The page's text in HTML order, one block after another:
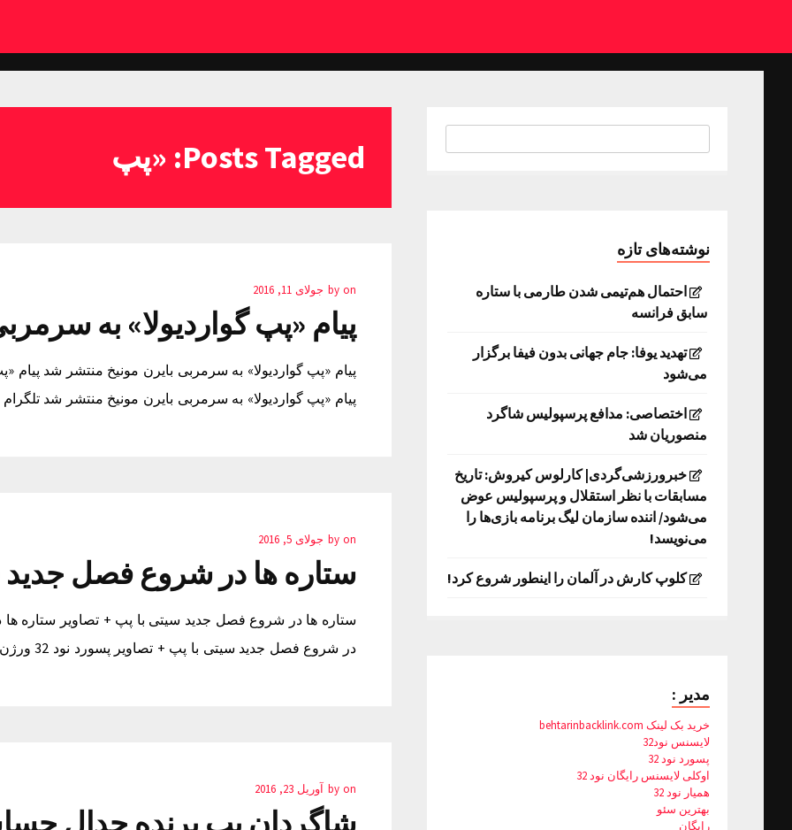
Posts Tagged: «پپ
by on جولای 11, 2016
پیام «پپ گواردیولا» به
پیام «پپ گواردیولا» به سرمربی بایرن مونیخ منتشر شد پیام
پیام «پپ گواردیولا» به سرمربی بایرن مونیخ منتشر شد تلگرام
by on جولای 5, 2016
ستاره ها در شروع فصل جدید
ستاره ها در شروع فصل جدید سیتی با پپ + تصاویر ستاره
در شروع فصل جدید سیتی با پپ + تصاویر پسورد نود 32 ورژن 9 عرفان دینی
by on آوریل 23, 2016
نوشته‌های تازه
احتمال هم‌تیمی شدن طارمی با ستاره
سابق فرانسه
تهدید یوفا: جام جهانی بدون فیفا برگزار
می‌شود
اختصاصی: مدافع پرسپولیس شاگرد
منصوریان شد
خبرورزشی‌گردی| کارلوس کیروش: تاریخ
مسابقات با نظر استقلال و پرسپولیس عوض
می‌شود/ اننده سازمان لیگ برنامه بازی‌ها را
می‌نویسد!
کلوپ کارش در آلمان را اینطور شروع کرد!
مدیر :
خرید بک لینک behtarinbacklink.com
لایسنس نود32
پسورد نود 32
اوکلی لایسنس رایگان نود 32
همیار نود 32
بهترین سئو
رایگان